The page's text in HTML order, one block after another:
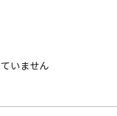
いません